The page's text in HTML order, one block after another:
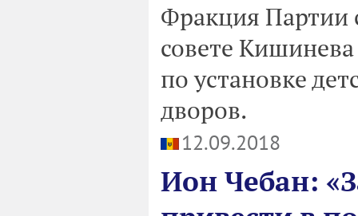
Фракция Партии
совете
по установке
дворов.
12.09.2018
Ион Чебан: